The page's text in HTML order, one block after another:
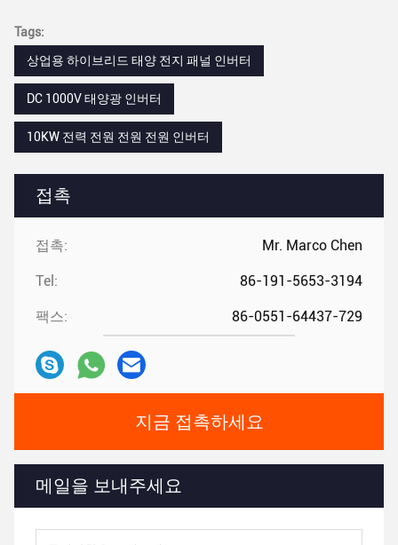
접촉
접촉: Mr. Marco Chen
Tel: 86-191-5653-3194
팩스: 86-0551-64437-729
지금 접촉하세요
메일을 보내주세요
Tags:
상업용 하이브리드 태양 전지 패널 인버터
DC 1000V 태양광 인버터
10KW 전력 전원 전원 전원 인버터